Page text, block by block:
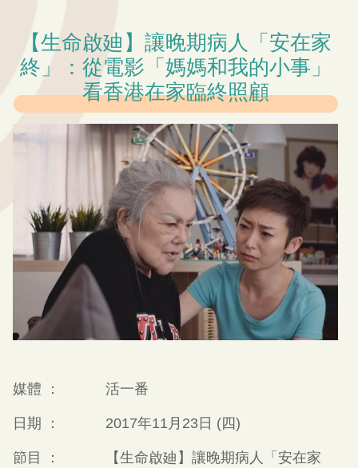
【生命啟廸】讓晚期病人「安在家
終」：從電影「媽媽和我的小事」
看香港在家臨終照顧
媒體 ： 活一番
日期 ： 2017年11月23日 (四)
節目 ：
【生命啟廸】讓晚期病人「安在家